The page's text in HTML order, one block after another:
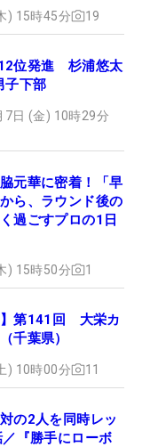
) 15時45分 19
位発進 杉浦悠太
子下部
7日 (金) 10時29分
元華に密着！「早
ら、ラウンド後の
過ごすプロの1日
) 15時50分 1
】第141回 大栄カ
千葉県）
) 10時00分 11
の2人を同時レッ
『勝手にローボ